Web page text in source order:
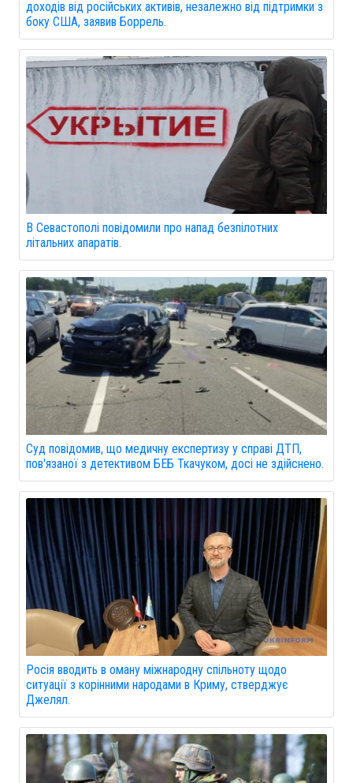
доходів від російських активів, незалежно від підтримки з
боку США, заявив Боррель.
В Севастополі повідомили про напад безпілотних
літальних апаратів.
Суд повідомив, що медичну експертизу у справі ДТП,
пов'язаної з детективом БЕБ Ткачуком, досі не здійснено.
Росія вводить в оману міжнародну спільноту щодо
ситуації з корінними народами в Криму, стверджує
Джелял.